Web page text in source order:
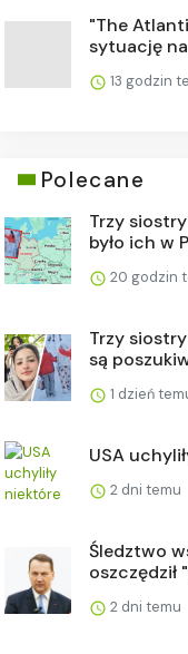
"The
sytuację
13 godzin
Polecane
Trzy
było ich w
20 godzin
Trzy
są
1 dzień
USA
2 dni temu
Śledztwo
oszczędził
2 dni temu